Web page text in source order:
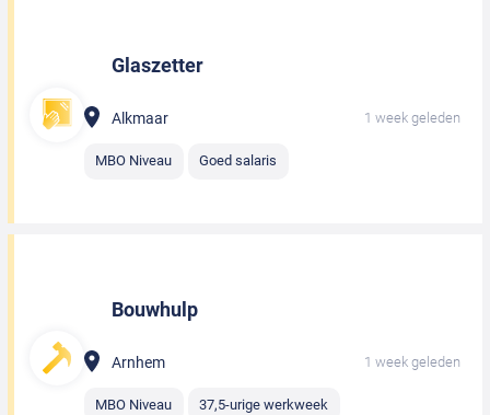
Glaszetter
Alkmaar 1 week geleden
MBO Niveau Goed salaris
Bouwhulp
Arnhem 1 week geleden
MBO Niveau 37,5-urige werkweek